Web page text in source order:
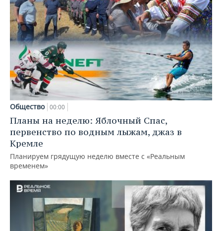
Общество 00:00
Планы на неделю: Яблочный Спас,
первенство по водным лыжам, джаз в
Кремле
Планируем грядущую неделю вместе с «Реальным
временем»